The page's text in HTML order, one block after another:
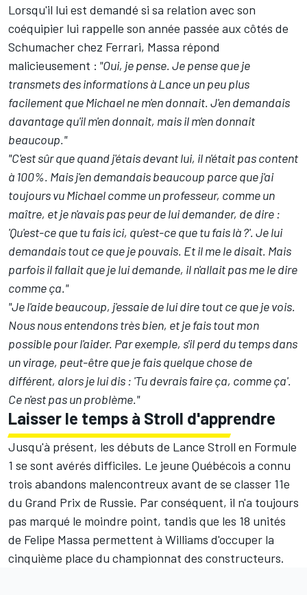
Lorsqu'il lui est demandé si sa relation avec son
coéquipier lui rappelle son année passée aux côtés de
Schumacher chez Ferrari, Massa répond
malicieusement : "Oui, je pense. Je pense que je
transmets des informations à Lance un peu plus
facilement que Michael ne m'en donnait. J'en demandais
davantage qu'il m'en donnait, mais il m'en donnait
beaucoup."
"C'est sûr que quand j'étais devant lui, il n'était pas content
à 100%. Mais j'en demandais beaucoup parce que j'ai
toujours vu Michael comme un professeur, comme un
maître, et je n'avais pas peur de lui demander, de dire :
'Qu'est-ce que tu fais ici, qu'est-ce que tu fais là ?'. Je lui
demandais tout ce que je pouvais. Et il me le disait. Mais
parfois il fallait que je lui demande, il n'allait pas me le dire
comme ça."
"Je l'aide beaucoup, j'essaie de lui dire tout ce que je vois.
Nous nous entendons très bien, et je fais tout mon
possible pour l'aider. Par exemple, s'il perd du temps dans
un virage, peut-être que je fais quelque chose de
différent, alors je lui dis : 'Tu devrais faire ça, comme ça'.
Ce n'est pas un problème."
Laisser le temps à Stroll d'apprendre
Jusqu'à présent, les débuts de Lance Stroll en Formule
1 se sont avérés difficiles. Le jeune Québécois a connu
trois abandons malencontreux avant de se classer 11e
du Grand Prix de Russie. Par conséquent, il n'a toujours
pas marqué le moindre point, tandis que les 18 unités
de Felipe Massa permettent à Williams d'occuper la
cinquième place du championnat des constructeurs.